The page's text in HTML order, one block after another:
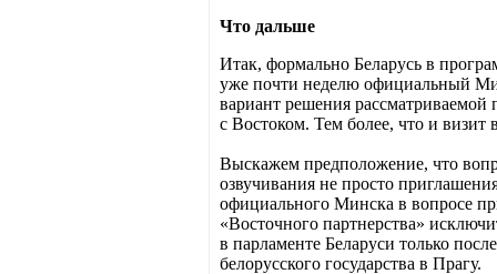
Что дальше
Итак, формально Беларусь в
уже почти неделю официальный
вариант решения рассматриваемой
с Востоком. Тем более, что и
Выскажем предположение, что
озвучивания не просто
официального Минска в вопросе
«Восточного партнерства»
в парламенте Беларуси только
белорусского государства в Прагу.